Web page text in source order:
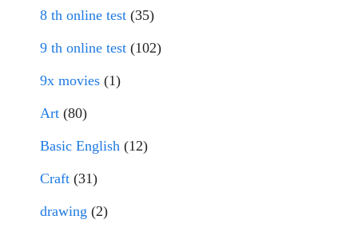
8 th online test (35)
9 th online test (102)
9x movies (1)
Art (80)
Basic English (12)
Craft (31)
drawing (2)